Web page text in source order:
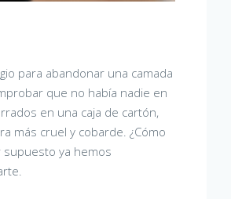
para abandonar una camada
que no había nadie en
en una caja de cartón,
más cruel y cobarde. ¿Cómo
ya hemos